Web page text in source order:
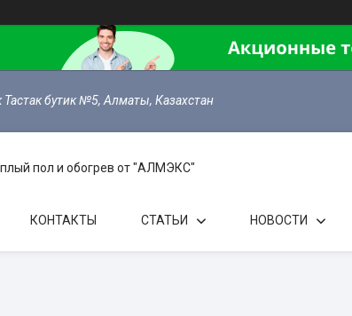
бутик №5, Алматы, Казахстан
пол и обогрев от "АЛМЭКС"
КОНТАКТЫ СТАТЬИ НОВОСТИ